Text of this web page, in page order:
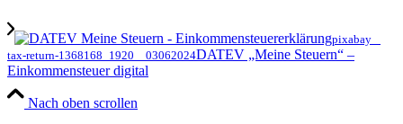
pixabay _
tax-return-1368168_1920 _ 03062024DATEV „Meine Steuern“ –
Einkommensteuer digital
Nach oben scrollen